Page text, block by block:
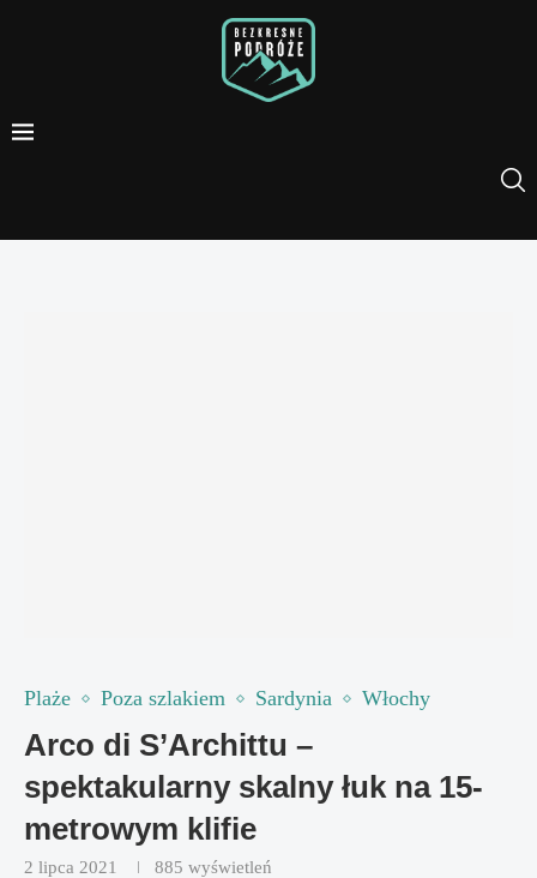
Plaże Poza szlakiem Sardynia Włochy
Arco di S’Archittu –
spektakularny skalny łuk na 15-
metrowym klifie
2 lipca 2021 885 wyświetleń